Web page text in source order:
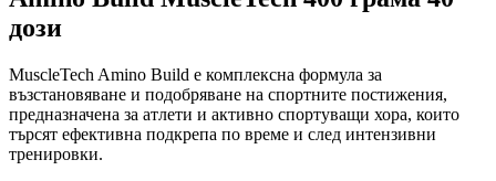
дози
MuscleTech Amino Build е комплексна формула за
възстановяване и подобряване на спортните постижения,
предназначена за атлети и активно спортуващи хора, които
търсят ефективна подкрепа по време и след интензивни
тренировки.